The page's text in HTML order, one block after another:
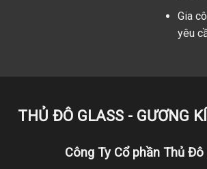
Gia
yêu
THỦ ĐÔ GLASS - GƯƠNG
Công Ty Cổ phần Thủ Đô